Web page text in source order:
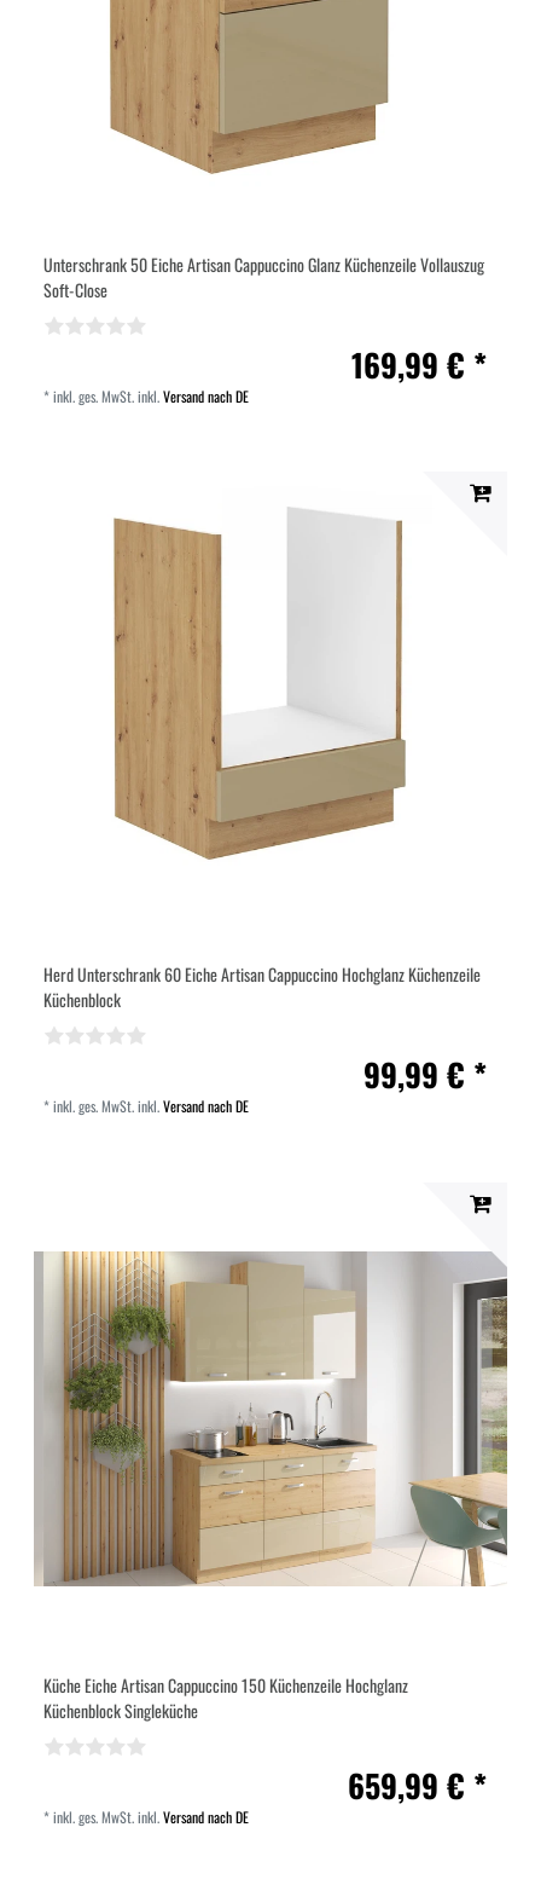
Unterschrank 50 Eiche Artisan Cappuccino Glanz Küchenzeile Vollauszug
Soft-Close
169,99 € *
*inkl. ges. MwSt.inkl.Versand nach DE
Herd Unterschrank 60 Eiche Artisan Cappuccino Hochglanz Küchenzeile
Küchenblock
99,99 € *
*inkl. ges. MwSt.inkl.Versand nach DE
Küche Eiche Artisan Cappuccino 150 Küchenzeile Hochglanz
Küchenblock Singleküche
659,99 € *
*inkl. ges. MwSt.inkl.Versand nach DE